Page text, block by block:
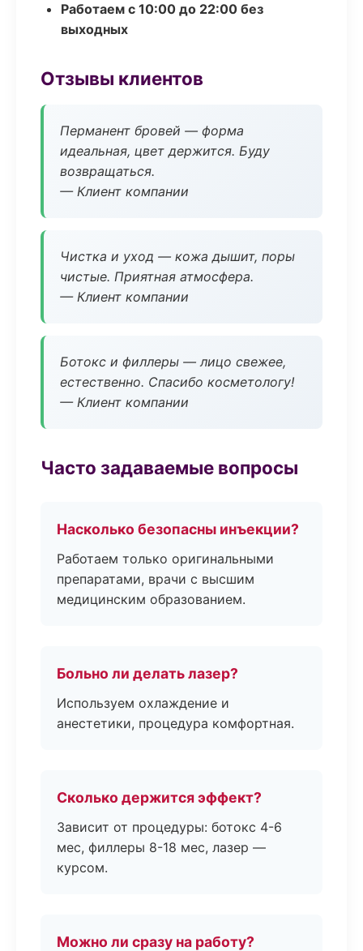
Работаем с 10:00 до 22:00 без
выходных
Отзывы клиентов
Перманент бровей — форма
идеальная, цвет держится. Буду
возвращаться.
— Клиент компании
Чистка и уход — кожа дышит, поры
чистые. Приятная атмосфера.
— Клиент компании
Ботокс и филлеры — лицо свежее,
естественно. Спасибо косметологу!
— Клиент компании
Часто задаваемые вопросы
Насколько безопасны инъекции?
Работаем только оригинальными
препаратами, врачи с высшим
медицинским образованием.
Больно ли делать лазер?
Используем охлаждение и
анестетики, процедура комфортная.
Сколько держится эффект?
Зависит от процедуры: ботокс 4-6
мес, филлеры 8-18 мес, лазер —
курсом.
Можно ли сразу на работу?